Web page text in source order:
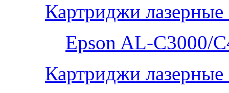
Картриджи лазерные
Epson AL-С3000/
Картриджи